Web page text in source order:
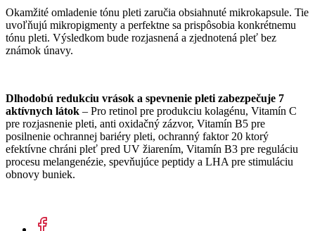
Okamžité omladenie tónu pleti zaručia obsiahnuté mikrokapsule. Tie
uvoľňujú mikropigmenty a perfektne sa prispôsobia konkrétnemu
tónu pleti. Výsledkom bude rozjasnená a zjednotená pleť bez
známok únavy.
Dlhodobú redukciu vrások a spevnenie pleti zabezpečuje 7
aktívnych látok – Pro retinol pre produkciu kolagénu, Vitamín C
pre rozjasnenie pleti, anti oxidačný zázvor, Vitamín B5 pre
posilnenie ochrannej bariéry pleti, ochranný faktor 20 ktorý
efektívne chráni pleť pred UV žiarením, Vitamín B3 pre reguláciu
procesu melangenézie, spevňujúce peptidy a LHA pre stimuláciu
obnovy buniek.